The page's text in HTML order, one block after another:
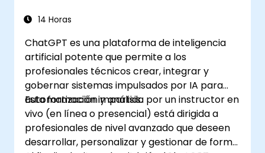
Personalizar y ajustar finamente ChatGPT
14 Horas
ChatGPT es una plataforma de inteligencia
artificial potente que permite a los
profesionales técnicos crear, integrar y
gobernar sistemas impulsados por IA para
automatización y análisis.
Esta formación impartida por un instructor en
vivo (en línea o presencial) está dirigida a
profesionales de nivel avanzado que deseen
desarrollar, personalizar y gestionar de forma